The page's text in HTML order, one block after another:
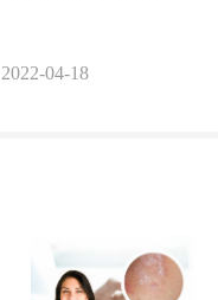
2022-04-18